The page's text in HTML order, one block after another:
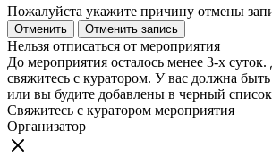
Пожалуйста укажите причину отмены
Отменить Отменить запись
Нельзя отписаться от мероприятия
До мероприятия осталось менее 3-х
свяжитесь с куратором. У вас должна
или вы будите добавлены в черный список
Свяжитесь с куратором мероприятия
Организатор